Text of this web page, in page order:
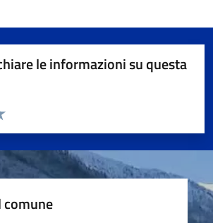
le informazioni su questa
pagina
5 stelle su 5
4 stelle su 5
su 5
su 5